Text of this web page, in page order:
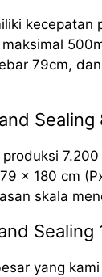
kecepatan
79cm,
Sealing
x 180 cm
skala
Sealing
yang